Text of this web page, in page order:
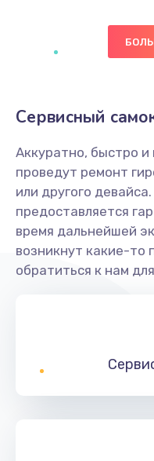
Сервисный
Аккуратно, быстро
проведут ремонт
или другого
предоставляется
время дальнейшей
возникнут какие-то
обратиться к нам